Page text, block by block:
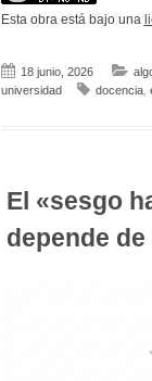
Esta obra está bajo una
18 junio, 2026
universidad
docencia,
El «sesgo
depende